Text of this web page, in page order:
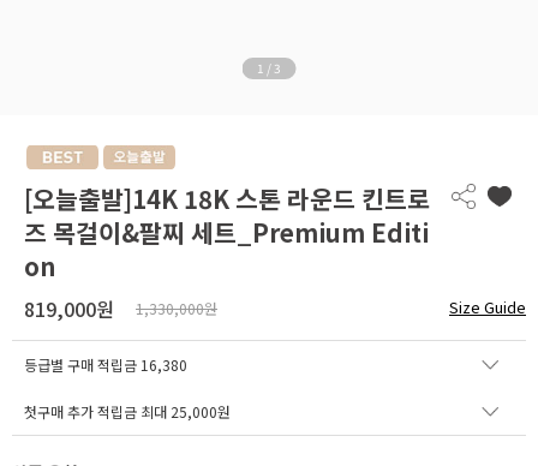
1 / 3
[오늘출발]14K 18K 스톤 라운드 킨트로
즈 목걸이&팔찌 세트_Premium Editi
on
819,000원 1,330,000원 Size Guide
등급별 구매 적립금 16,380
첫구매 추가 적립금 최대 25,000원